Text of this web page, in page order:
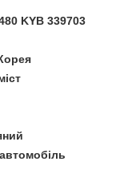
KYB 339703